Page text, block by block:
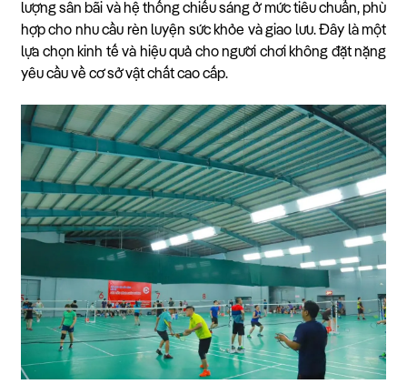
lượng sân bãi và hệ thống chiếu sáng ở mức tiêu chuẩn, phù
hợp cho nhu cầu rèn luyện sức khỏe và giao lưu. Đây là một
lựa chọn kinh tế và hiệu quả cho người chơi không đặt nặng
yêu cầu về cơ sở vật chất cao cấp.